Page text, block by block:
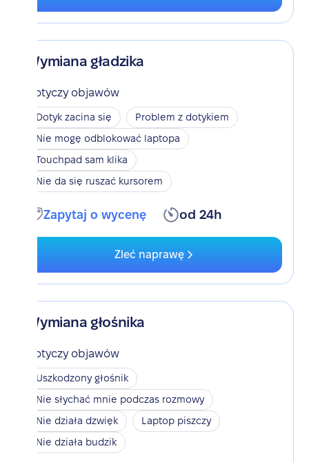
Wymiana gładzika
Dotyczy objawów
Dotyk zacina się
Problem z dotykiem
Nie mogę odblokować laptopa
Touchpad sam klika
Nie da się ruszać kursorem
Zapytaj o wycenę od 24h
Zleć naprawę
Wymiana głośnika
Dotyczy objawów
Uszkodzony głośnik
Nie słychać mnie podczas rozmowy
Nie działa dzwięk
Laptop piszczy
Nie działa budzik